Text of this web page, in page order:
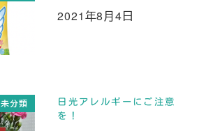
投稿日
2021年8月4日
未分類
日光アレルギーにご注意
を！